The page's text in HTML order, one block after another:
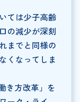
ては少子高齢
の減少が深刻
までと同様の
くなってしま
き方改革」を